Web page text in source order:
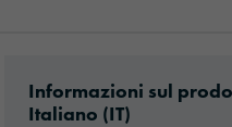
Informazioni sul
Italiano (IT)